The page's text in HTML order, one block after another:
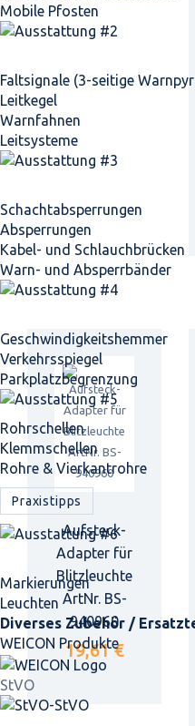
Mobile Pfosten
Faltsignale (3-seitige
Leitkegel
Warnfahnen
Leitsysteme
Schacht­absperrungen
Absperrungen
Kabel- und Schlauchbrücken
Warn- und Absperrbänder
Geschwindigkeits­hemmer
Verkehrsspiegel
Parkplatz­begrenzung
Rohrschellen
Klemmschellen
Rohre & Vierkantrohre
Praxistipps
Markierungen
Leuchten
Diverses Zubehör /
WEICON Produkte
StVO
Aufsteck-
Adapter für
Blitzleuchte
ArtNr. BS-
940960
19,61 €